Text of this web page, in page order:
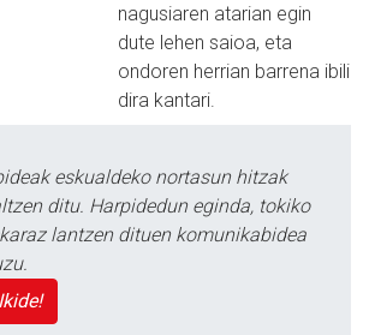
nagusiaren atarian egin
dute lehen saioa, eta
ondoren herrian barrena ibili
dira kantari.
eskualdeko nortasun hitzak
ditu. Harpidedun eginda, tokiko
lantzen dituen komunikabidea